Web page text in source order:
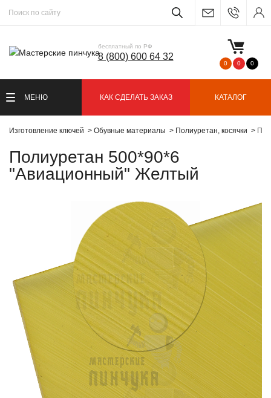
бесплатный по РФ
8 (800) 600 64 32
0 0 0
МЕНЮ КАК СДЕЛАТЬ ЗАКАЗ КАТАЛОГ
Изготовление ключей Обувные материалы Полиуретан, косячки
Полиуретан 500*90*6
"Авиационный" Желтый